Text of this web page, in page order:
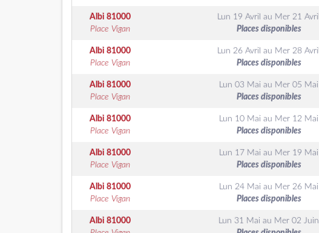
Albi 81000
Place Vigan
Lun 19 Avril au Mer 21 Avril
Places disponibles
Albi 81000
Place Vigan
Lun 26 Avril au Mer 28 Avril
Places disponibles
Albi 81000
Place Vigan
Lun 03 Mai au Mer 05 Mai
Places disponibles
Albi 81000
Place Vigan
Lun 10 Mai au Mer 12 Mai
Places disponibles
Albi 81000
Place Vigan
Lun 17 Mai au Mer 19 Mai
Places disponibles
Albi 81000
Place Vigan
Lun 24 Mai au Mer 26 Mai
Places disponibles
Albi 81000
Lun 31 Mai au Mer 02 Juin